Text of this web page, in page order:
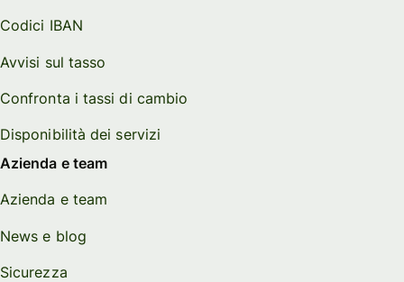
Codici IBAN
Avvisi sul tasso
Confronta i tassi di cambio
Disponibilità dei servizi
Azienda e team
Azienda e team
News e blog
Sicurezza